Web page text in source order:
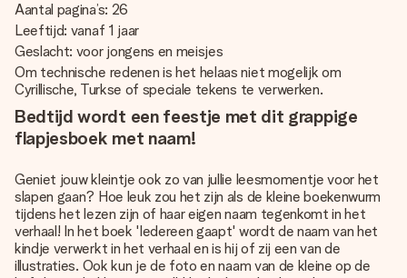
Aantal pagina’s: 26
Leeftijd: vanaf 1 jaar
Geslacht: voor jongens en meisjes
Om technische redenen is het helaas niet mogelijk om
Cyrillische, Turkse of speciale tekens te verwerken.
Bedtijd wordt een feestje met dit grappige
flapjesboek met naam!
Geniet jouw kleintje ook zo van jullie leesmomentje voor het
slapen gaan? Hoe leuk zou het zijn als de kleine boekenwurm
tijdens het lezen zijn of haar eigen naam tegenkomt in het
verhaal! In het boek 'Iedereen gaapt' wordt de naam van het
kindje verwerkt in het verhaal en is hij of zij een van de
illustraties. Ook kun je de foto en naam van de kleine op de